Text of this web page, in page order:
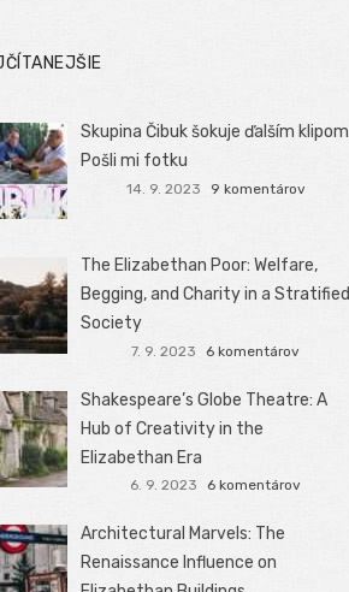
Skupina Čibuk šokuje ďalším klipom
Pošli mi fotku
14. 9. 2023 9 komentárov
The Elizabethan Poor: Welfare,
Begging, and Charity in a Stratified
Society
7. 9. 2023 6 komentárov
Shakespeare’s Globe Theatre: A
Hub of Creativity in the
Elizabethan Era
6. 9. 2023 6 komentárov
Architectural Marvels: The
Renaissance Influence on